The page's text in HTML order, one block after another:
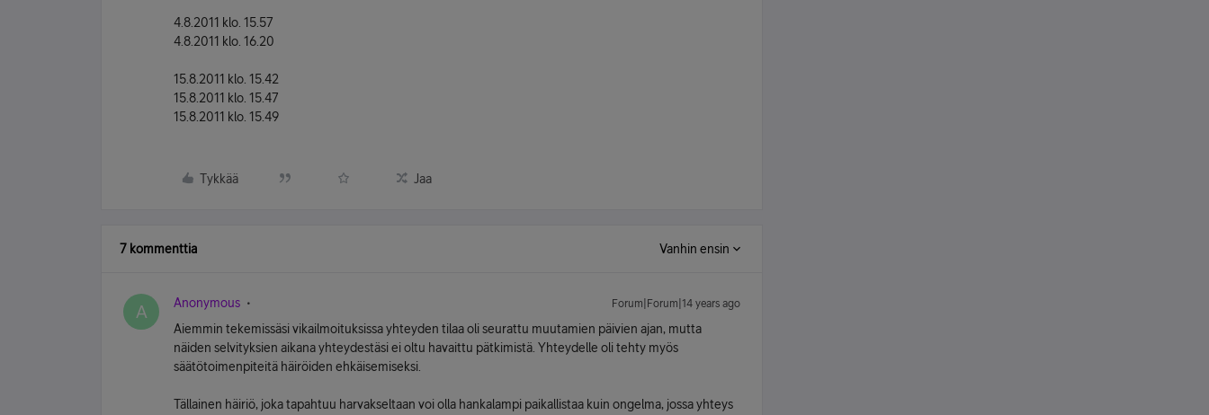
4.8.2011 klo. 15.57
4.8.2011 klo. 16.20
15.8.2011 klo. 15.42
15.8.2011 klo. 15.47
15.8.2011 klo. 15.49
Tykkää Jaa
7 kommenttia Vanhin ensin
A Anonymous Forum|Forum|14 years ago
Aiemmin tekemissäsi vikailmoituksissa yhteyden tilaa oli seurattu muutamien päivien ajan, mutta
näiden selvityksien aikana yhteydestäsi ei oltu havaittu pätkimistä. Yhteydelle oli tehty myös
säätötoimenpiteitä häiröiden ehkäisemiseksi.
Tällainen häiriö, joka tapahtuu harvakseltaan voi olla hankalampi paikallistaa kuin ongelma, jossa yhteys